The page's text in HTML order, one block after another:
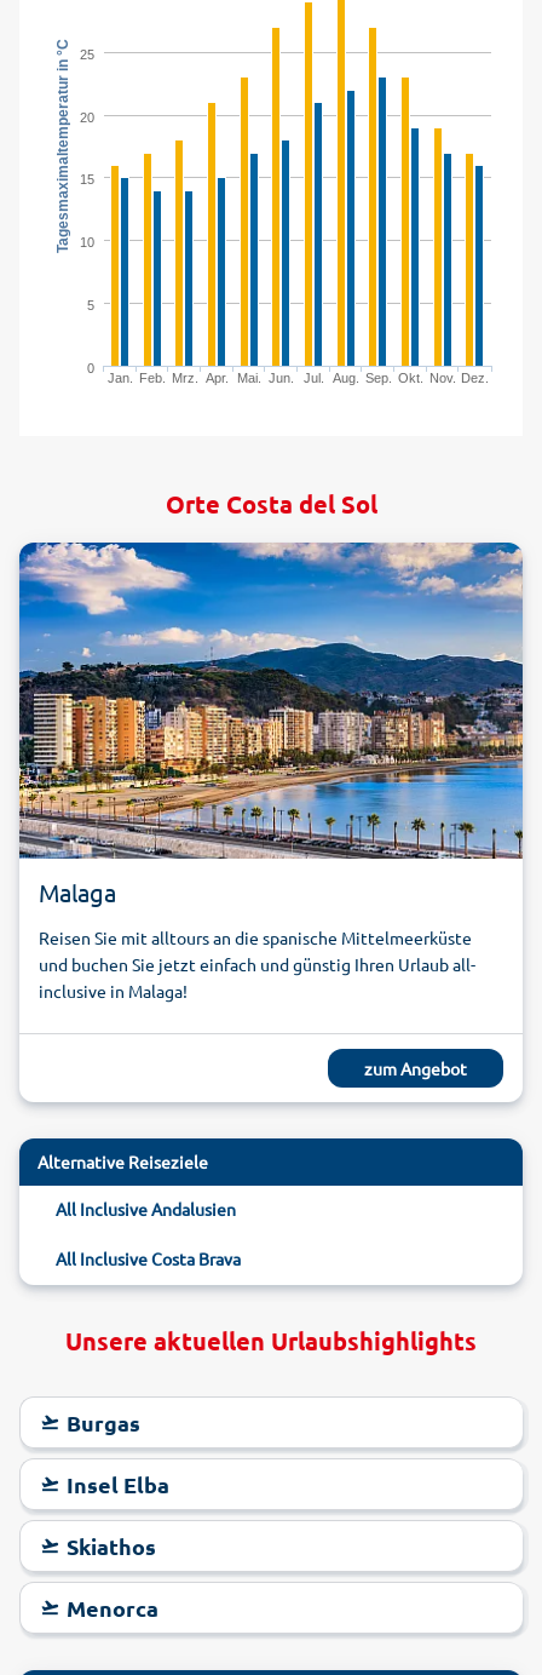
Tagesmaximaltemperatur in °C
Jan. Feb. Mrz. Apr. Mai. Jun. Jul. Aug. Sep. Okt. Nov. Dez.
0
5
10
15
20
25
Orte Costa del Sol
Malaga
Reisen Sie mit alltours an die spanische Mittelmeerküste
und buchen Sie jetzt einfach und günstig Ihren Urlaub all-
inclusive in Malaga!
zum Angebot
Alternative Reiseziele
All Inclusive Andalusien
All Inclusive Costa Brava
Unsere aktuellen Urlaubshighlights
Burgas
Insel Elba
Skiathos
Menorca